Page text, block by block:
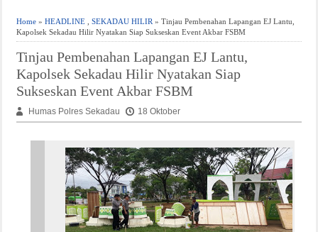
Home» HEADLINE, SEKADAU HILIR » Tinjau Pembenahan Lapangan EJ Lantu,
Kapolsek Sekadau Hilir Nyatakan Siap Sukseskan Event Akbar FSBM
Tinjau Pembenahan Lapangan EJ Lantu,
Kapolsek Sekadau Hilir Nyatakan Siap
Sukseskan Event Akbar FSBM
Humas Polres Sekadau 18 Oktober